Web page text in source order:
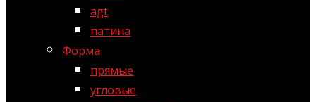
agt
патина
Форма
прямые
угловые